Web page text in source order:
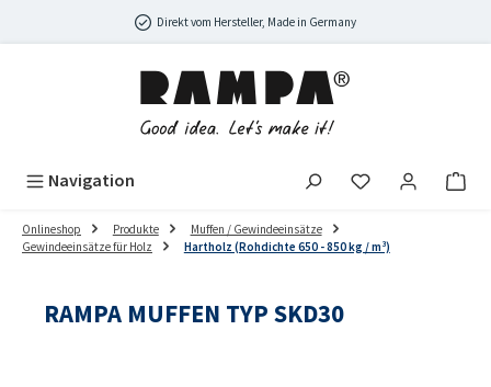
Zum Hauptinhalt springenDirekt vom Hersteller, Made in Germany
Navigation
Onlineshop Produkte
Muffen / Gewindeeinsätze
Gewindeeinsätze für Holz
Hartholz (Rohdichte 650 - 850 kg / m³)
RAMPA MUFFEN TYP SKD30